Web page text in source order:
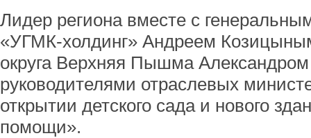
Лидер региона вместе с
«УГМК-холдинг» Андреем
округа Верхняя Пышма
руководителями отраслевых
открытии детского сада и нового
помощи».